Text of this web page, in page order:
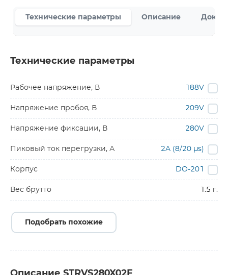
Технические параметры Описание
Технические параметры
Рабочее напряжение, В 188V
Напряжение пробоя, В 209V
Напряжение фиксации, В 280V
Пиковый ток перегрузки, А 2A (8/20 µs)
Корпус DO-201
Вес брутто 1.5 г.
Подобрать похожие